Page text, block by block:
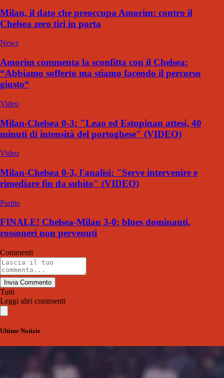
Milan, il dato che preoccupa Amorim: contro il
Chelsea zero tiri in porta
News
Amorim commenta la sconfitta con il Chelsea:
“Abbiamo sofferto ma stiamo facendo il percorso
giusto“
Video
Milan-Chelsea 0-3: "Leao ed Estupinan attesi, 40
minuti di intensità del portoghese" (VIDEO)
Video
Milan-Chelsea 0-3, l'analisi: "Serve intervenire e
rimediare fin da subito" (VIDEO)
Partite
FINALE! Chelsea-Milan 3-0: blues dominanti,
rossoneri non pervenuti
Commenti
Invia Commento
Tutti
Leggi altri commenti
Ultime Notizie